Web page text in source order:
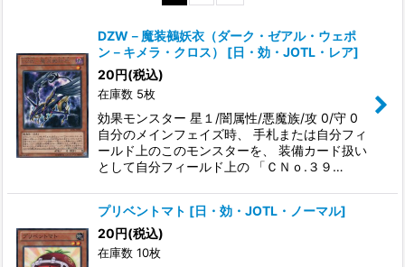
DZW－魔装鵺妖衣（ダーク・ゼアル・ウェポ
ン－キメラ・クロス）
[日・効・JOTL・レア]
20円(税込)
在庫数 5枚
効果モンスター 星１/闇属性/悪魔族/攻 0/守 0
自分のメインフェイズ時、 手札または自分フィ
ールド上のこのモンスターを、 装備カード扱い
として自分フィールド上の 「ＣＮｏ.３９…
プリベントマト [日・効・JOTL・ノーマル]
20円(税込)
在庫数 10枚